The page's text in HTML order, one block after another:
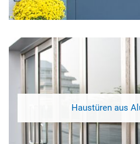
Haustüren aus